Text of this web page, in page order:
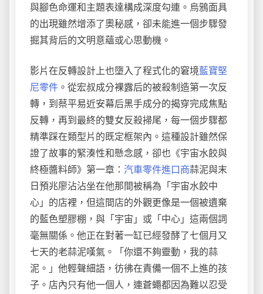
與腳色命運和主題表達構成深度勾連。烏鴉面具
的出現雖然增添了奧秘感，卻未能進一個步驟發
掘其背后的文明意蘊或心思動機。
影片在反轉設計上也墮入了程式化的窘境藍寶堅
尼零件 。從宏叔成分裸露后的被殺制造第一次反
轉，到蔡平易近安幕后黑手成分的揭穿完成焦點
反轉，再到最終的雙女反殺掃尾，每一個步驟都
精準踩在類型片的既定框架內。這種設計雖然保
證了故事的緊湊性和懸念感，卻也《宇宙水餃與
終極醬料師》第一章： 汽車零件進口商蒜泥與末
日預兆廖沾沾坐在他那間被稱為「宇宙水餃中
心」的店裡，但這間店的外觀更像是一個被遺棄
的藍色塑膠棚，與「宇宙」或「中心」這兩個詞
毫無關係。他正在對著一缸已經發酵了七個月又
七天的老蒜泥嘆氣。「你還不夠靈動，我的蒜
泥。」他輕聲細語，彷彿在責備一個不上進的孩
子。店內只有他一個人，連蒼蠅都因為難以忍受